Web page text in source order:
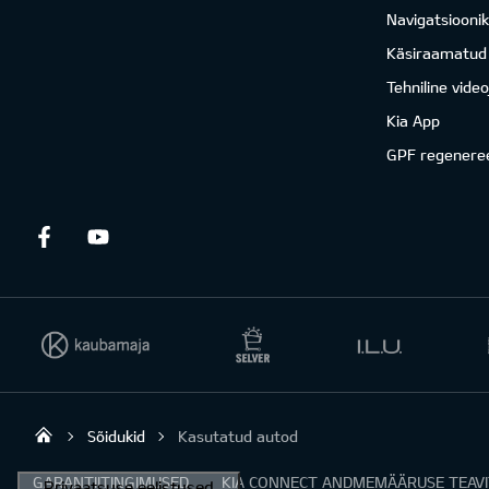
Käsiraamatud
Tehniline
Kia App
GPF
Facebook
Viking Motors - Kia müük, hooldus ja
Sõidukid Kasutatud autod
GARANTIITINGIMUSED KIA CONNECT ANDMEMÄÄRUSE